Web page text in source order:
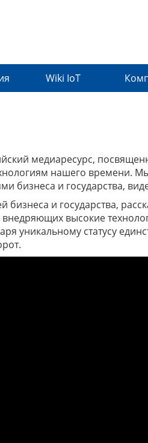
Wiki IoT
медиаресурс,
нашего времени. Мы
бизнеса и государства,
бизнеса и государства,
высокие
уникальному статусу